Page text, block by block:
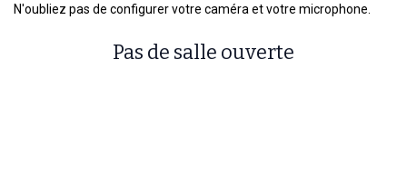
N'oubliez pas de configurer votre caméra et votre microphone.
Pas de salle ouverte